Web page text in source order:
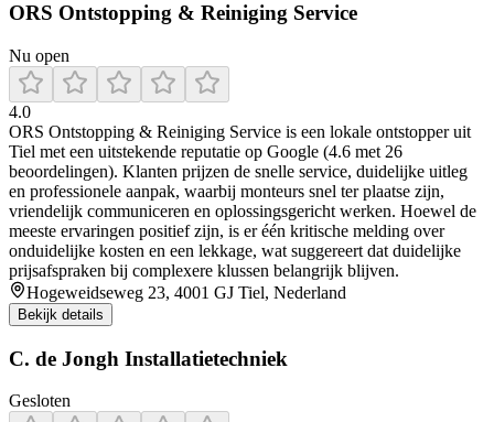
ORS Ontstopping & Reiniging Service
Nu open
4.0
ORS Ontstopping & Reiniging Service is een lokale ontstopper uit
Tiel met een uitstekende reputatie op Google (4.6 met 26
beoordelingen). Klanten prijzen de snelle service, duidelijke uitleg
en professionele aanpak, waarbij monteurs snel ter plaatse zijn,
vriendelijk communiceren en oplossingsgericht werken. Hoewel de
meeste ervaringen positief zijn, is er één kritische melding over
onduidelijke kosten en een lekkage, wat suggereert dat duidelijke
prijsafspraken bij complexere klussen belangrijk blijven.
Hogeweidseweg 23, 4001 GJ Tiel, Nederland
Bekijk details
C. de Jongh Installatietechniek
Gesloten